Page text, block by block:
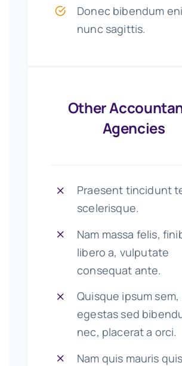
Donec bibendum
nunc sagittis.
Other
Agencies
Praesent tincidunt
scelerisque.
Nam massa felis,
libero a, vulputate
consequat ante.
Quisque ipsum sem,
egestas sed
nec, placerat a orci.
Nam quis mauris